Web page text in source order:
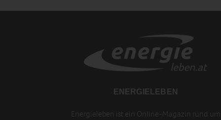
ENERGIELEBEN
Energieleben ist ein Online-Magazin rund um